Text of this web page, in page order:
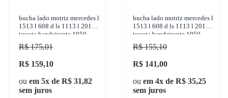
bucha lado motriz mercedes l
1513 l 608 d ls 1113 l 2013
toyota bandeirante 1950-
2001 sulcarbon
R$ 175,01
R$ 159,10
ou em 5x de R$ 31,82
sem juros
bucha lado motriz mercedes l
1513 l 608 d ls 1113 l 2013
toyota bandeirante 1950-
2001 sulcarbon - sc067-3x
R$ 155,10
R$ 141,00
ou em 4x de R$ 35,25
sem juros